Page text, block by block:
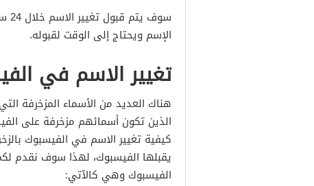
الإسم ويحتاج إلى الوقت لقبوله.
تغيير الاسم في
هناك العديد من الأسماء المزخرفة
الذين تكون أسمائهم مزخرفة على
كيفية تغيير الاسم في الفيسبوك
يقبلها الفيسبوك، لهذا سوف نقدم
الفيسبوك وهي كالآتي: